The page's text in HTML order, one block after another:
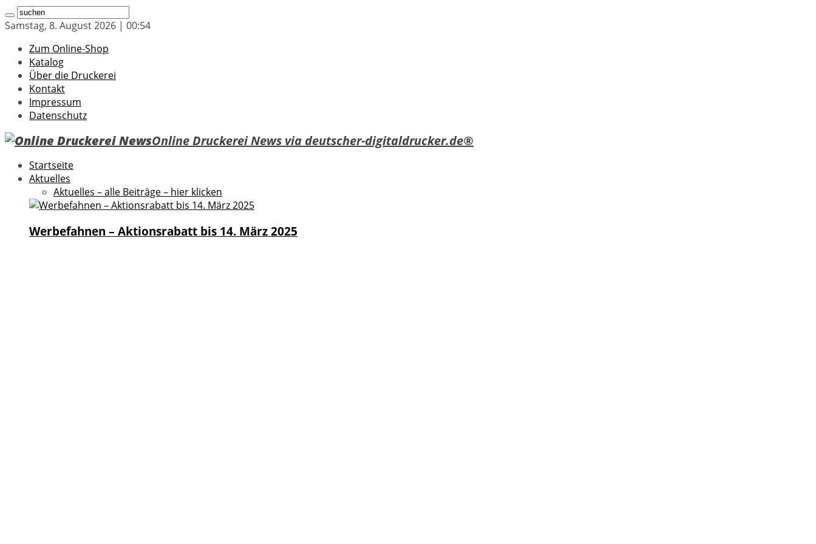
Samstag, 8. August 2026 | 00:54
Zum Online-Shop
Katalog
Über die Druckerei
Kontakt
Impressum
Datenschutz
Online Druckerei News via deutscher-digitaldrucker.de®
Startseite
Aktuelles
Aktuelles – alle Beiträge – hier klicken
Werbefahnen – Aktionsrabatt bis 14. März 2025